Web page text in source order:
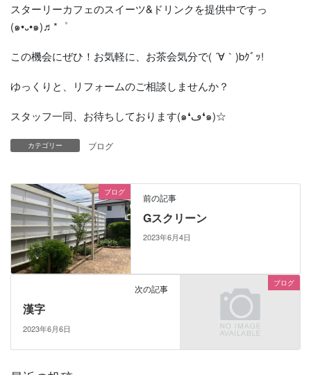
スターリーカフェのスイーツ&ドリンクを提供中ですっ
(๑•᎑•๑)♬*゜
この機会にぜひ！お気軽に、お茶会気分で( ´∀｀)bｸﾞｯ!
ゆっくりと、リフォームのご相談しませんか？
スタッフ一同、お待ちしております(๑❛ڡ❛๑)☆
カテゴリー ブログ
ブログ 前の記事
Gスクリーン
2023年6月4日
ブログ
次の記事
漢字
2023年6月6日